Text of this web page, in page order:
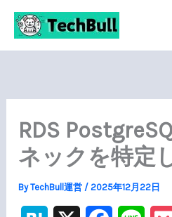
を
RDS
ネックを特定
ByTechBull運営 /2025年12月22日